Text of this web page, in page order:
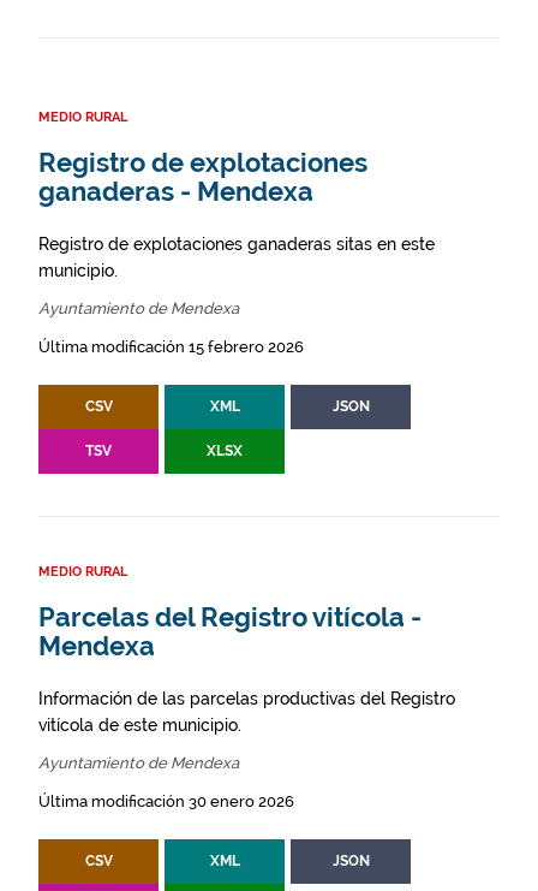
MEDIO RURAL
Registro de explotaciones
ganaderas - Mendexa
Registro de explotaciones ganaderas sitas en este
municipio.
Ayuntamiento de Mendexa
Última modificación 15 febrero 2026
CSV XML JSON
TSV XLSX
MEDIO RURAL
Parcelas del Registro vitícola -
Mendexa
Información de las parcelas productivas del Registro
vitícola de este municipio.
Ayuntamiento de Mendexa
Última modificación 30 enero 2026
CSV XML JSON